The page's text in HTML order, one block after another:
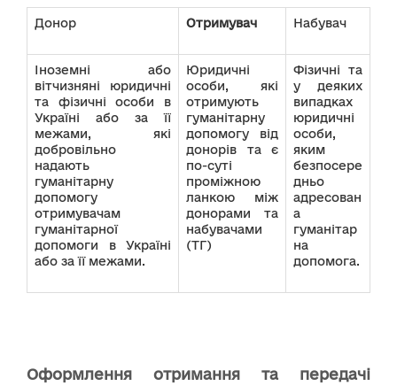
Донор Отримувач Набувач
Іноземні або
вітчизняні юридичні
та фізичні особи в
Україні або за її
межами, які
добровільно
надають
гуманітарну
допомогу
отримувачам
гуманітарної
допомоги в Україні
або за її межами.
Юридичні
особи, які
отримують
гуманітарну
допомогу від
донорів та є
по-суті
проміжною
ланкою між
донорами та
набувачами
(ТГ)
Фізичні та
у деяких
випадках
юридичні
особи,
яким
безпосере
дньо
адресован
а
гуманітар
на
допомога.
Оформлення отримання та передачі